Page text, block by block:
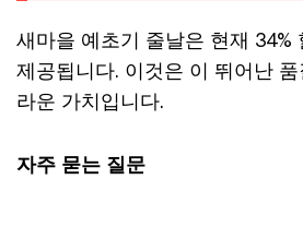
새마을 예초기 줄날은 현재 34%
제공됩니다. 이것은 이 뛰어난
라운 가치입니다.
자주 묻는 질문